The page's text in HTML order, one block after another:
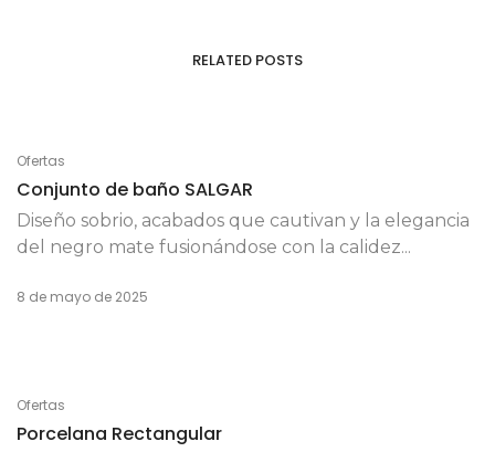
RELATED POSTS
Ofertas
Conjunto de baño SALGAR
Diseño sobrio, acabados que cautivan y la elegancia
del negro mate fusionándose con la calidez...
8 de mayo de 2025
Ofertas
Porcelana Rectangular